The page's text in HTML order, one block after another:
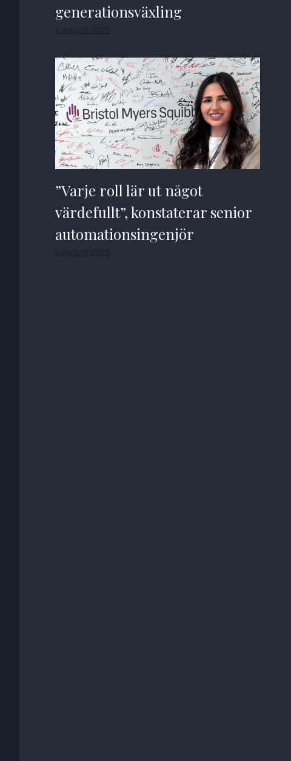
generationsväxling
5 augusti 2026
”Varje roll lär ut något
värdefullt”, konstaterar senior
automationsingenjör
5 augusti 2026